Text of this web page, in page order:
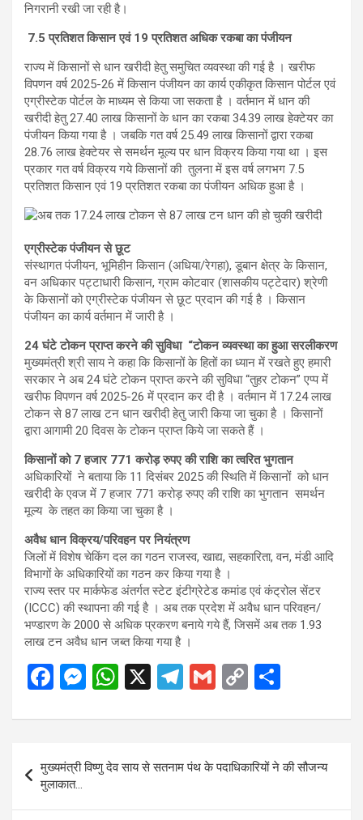
निगरानी रखी जा रही है।
7.5 प्रतिशत किसान एवं 19 प्रतिशत अधिक रकबा का पंजीयन
राज्य में किसानों से धान खरीदी हेतु समुचित व्यवस्था की गई है । खरीफ
विपणन वर्ष 2025-26 में किसान पंजीयन का कार्य एकीकृत किसान पोर्टल एवं
एग्रीस्टेक पोर्टल के माध्यम से किया जा सकता है । वर्तमान में धान की
खरीदी हेतु 27.40 लाख किसानों के धान का रकबा 34.39 लाख हेक्टेयर का
पंजीयन किया गया है । जबकि गत वर्ष 25.49 लाख किसानों द्वारा रकबा
28.76 लाख हेक्टेयर से समर्थन मूल्य पर धान विक्रय किया गया था । इस
प्रकार गत वर्ष विक्रय गये किसानों की तुलना में इस वर्ष लगभग 7.5
प्रतिशत किसान एवं 19 प्रतिशत रकबा का पंजीयन अधिक हुआ है ।
एग्रीस्टेक पंजीयन से छूट
संस्थागत पंजीयन, भूमिहीन किसान (अधिया/रेगहा), डूबान क्षेत्र के किसान,
वन अधिकार पट्टाधारी किसान, ग्राम कोटवार (शासकीय पट्टेदार) श्रेणी
के किसानों को एग्रीस्टेक पंजीयन से छूट प्रदान की गई है । किसान
पंजीयन का कार्य वर्तमान में जारी है ।
24 घंटे टोकन प्राप्त करने की सुविधा “टोकन व्यवस्था का हुआ सरलीकरण
मुख्यमंत्री श्री साय ने कहा कि किसानों के हितों का ध्यान में रखते हुए हमारी
सरकार ने अब 24 घंटे टोकन प्राप्त करने की सुविधा “तुहर टोकन” एप्प में
खरीफ विपणन वर्ष 2025-26 में प्रदान कर दी है । वर्तमान में 17.24 लाख
टोकन से 87 लाख टन धान खरीदी हेतु जारी किया जा चुका है । किसानों
द्वारा आगामी 20 दिवस के टोकन प्राप्त किये जा सकते हैं ।
किसानों को 7 हजार 771 करोड़ रुपए की राशि का त्वरित भुगतान
अधिकारियों ने बताया कि 11 दिसंबर 2025 की स्थिति में किसानों को धान
खरीदी के एवज में 7 हजार 771 करोड़ रुपए की राशि का भुगतान समर्थन
मूल्य के तहत का किया जा चुका है ।
अवैध धान विक्रय/परिवहन पर नियंत्रण
जिलों में विशेष चेकिंग दल का गठन राजस्व, खाद्य, सहकारिता, वन, मंडी आदि
विभागों के अधिकारियों का गठन कर किया गया है ।
राज्य स्तर पर मार्कफेड अंतर्गत स्टेट इंटीग्रेटेड कमांड एवं कंट्रोल सेंटर
(ICCC) की स्थापना की गई है । अब तक प्रदेश में अवैध धान परिवहन/
भण्डारण के 2000 से अधिक प्रकरण बनाये गये हैं, जिसमें अब तक 1.93
लाख टन अवैध धान जब्त किया गया है ।
F
ce
b
o
o
M
se
n
g
er
W
at
A
p
X
T
e
gr
a
m
G
ail
C
py
Li
n
k
ar
e
navigation
मुख्यमंत्री विष्णु देव साय से सतनाम पंथ के पदाधिकारियों ने की सौजन्य
मुलाकात…